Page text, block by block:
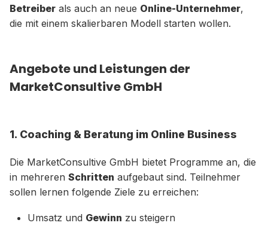
Betreiber als auch an neue Online-Unternehmer,
die mit einem skalierbaren Modell starten wollen.
Angebote und Leistungen der
MarketConsultive GmbH
1. Coaching & Beratung im Online Business
Die MarketConsultive GmbH bietet Programme an, die
in mehreren Schritten aufgebaut sind. Teilnehmer
sollen lernen folgende Ziele zu erreichen:
Umsatz und Gewinn zu steigern